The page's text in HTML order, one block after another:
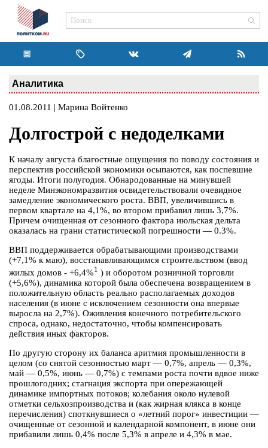
Аналитика
01.08.2011 | Марина Войтенко
Долгострой с недоделками
К началу августа благостные ощущения по поводу состояния и
перспектив российской экономики осыпаются, как поспевшие
ягоды. Итоги полугодия. Обнародованные на минувшей
неделе Минэкономразвития освидетельствовали очевидное
замедление экономического роста. ВВП, увеличившись в
первом квартале на 4,1%, во втором прибавил лишь 3,7%.
Причем очищенная от сезонного фактора июльская дельта
оказалась на грани статистической погрешности — 0.3%.
ВВП поддерживается обрабатывающими производствами
(+7,1% к маю), восстанавливающимся строительством (ввод
жилых домов - +6,4%1 ) и оборотом розничной торговли
(+5,6%), динамика которой была обеспечена возвращением в
положительную область реально располагаемых доходов
населения (в июне с исключением сезонности она впервые
выросла на 2,7%). Оживления конечного потребительского
спроса, однако, недостаточно, чтобы компенсировать
действия иных факторов.
По другую сторону их баланса аритмия промышленности в
целом (со снятой сезонностью март — 0,7%, апрель — 0,3%,
май — 0,5%, июнь — 0,7%) с темпами роста почти вдвое ниже
прошлогодних; стагнация экспорта при опережающей
динамике импортных потоков; колебания около нулевой
отметки сельхозпроизводства и (как жирная клякса в конце
перечисления) споткнувшиеся о «летний порог» инвестиции —
очищенные от сезонной и календарной компонент, в июне они
прибавили лишь 0,4% после 5,3% в апреле и 4,3% в мае.